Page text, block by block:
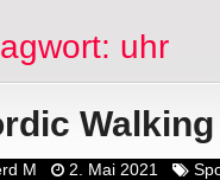
uhr
M 2. Mai 2021